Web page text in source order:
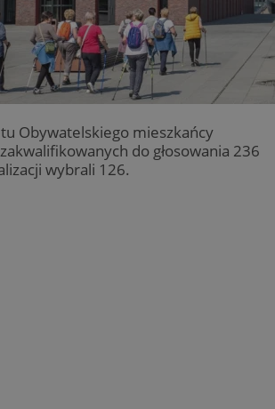
Obywatelskiego mieszkańcy
do głosowania 236
wybrali 126.